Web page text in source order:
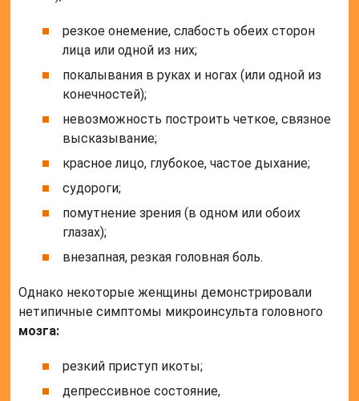
резкое онемение, слабость обеих сторон
лица или одной из них;
покалывания в руках и ногах (или одной из
конечностей);
невозможность построить четкое, связное
высказывание;
красное лицо, глубокое, частое дыхание;
судороги;
помутнение зрения (в одном или обоих
глазах);
внезапная, резкая головная боль.
Однако некоторые женщины демонстрировали
нетипичные симптомы микроинсульта головного
мозга:
резкий приступ икоты;
депрессивное состояние,